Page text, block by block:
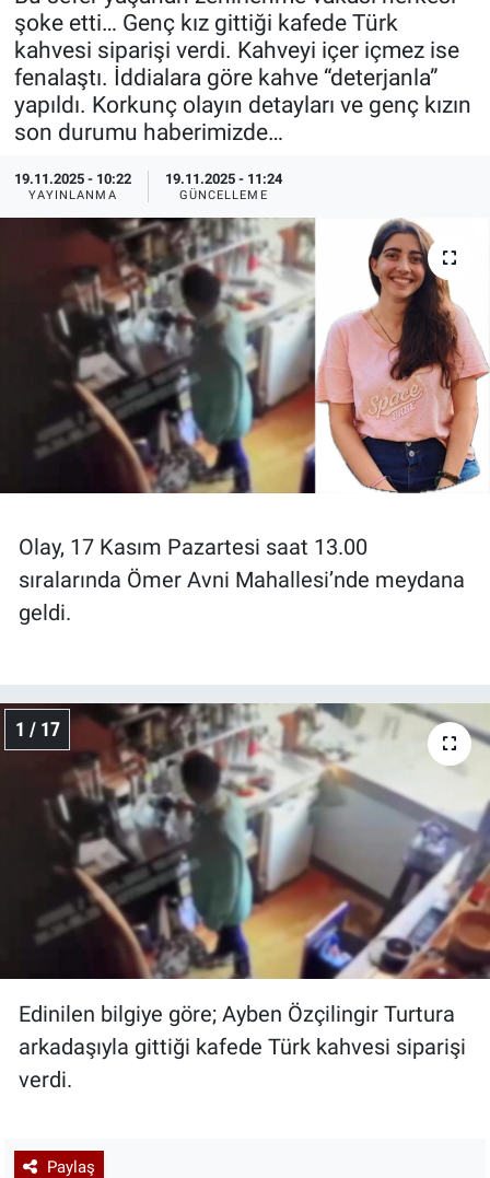
şoke etti… Genç kız gittiği kafede Türk
kahvesi siparişi verdi. Kahveyi içer içmez ise
fenalaştı. İddialara göre kahve “deterjanla”
yapıldı. Korkunç olayın detayları ve genç kızın
son durumu haberimizde…
19.11.2025 - 10:22
YAYINLANMA
19.11.2025 - 11:24
GÜNCELLEME
Olay, 17 Kasım Pazartesi saat 13.00
sıralarında Ömer Avni Mahallesi’nde meydana
geldi.
1 / 17
Edinilen bilgiye göre; Ayben Özçilingir Turtura
arkadaşıyla gittiği kafede Türk kahvesi siparişi
verdi.
Paylaş
Özel Haberler
Yazarlar
Dünya
Medya
Erişim Bilgileri
Sağlık
Teknoloji
Ramazan
Haber Arşivi